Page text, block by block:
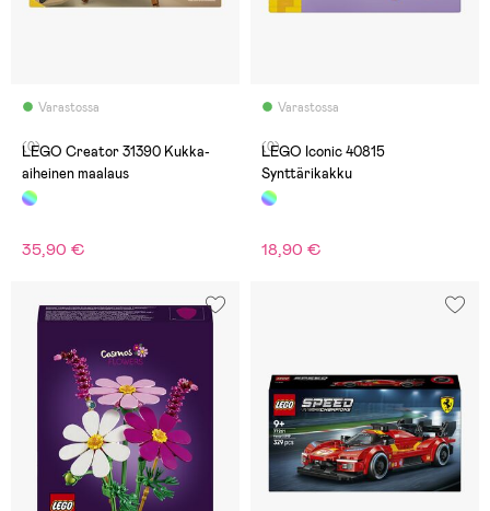
Varastossa
(0)
LEGO Creator 31390 Kukka-
aiheinen maalaus
35,90 €
Varastossa
(0)
LEGO Iconic 40815
Synttärikakku
18,90 €